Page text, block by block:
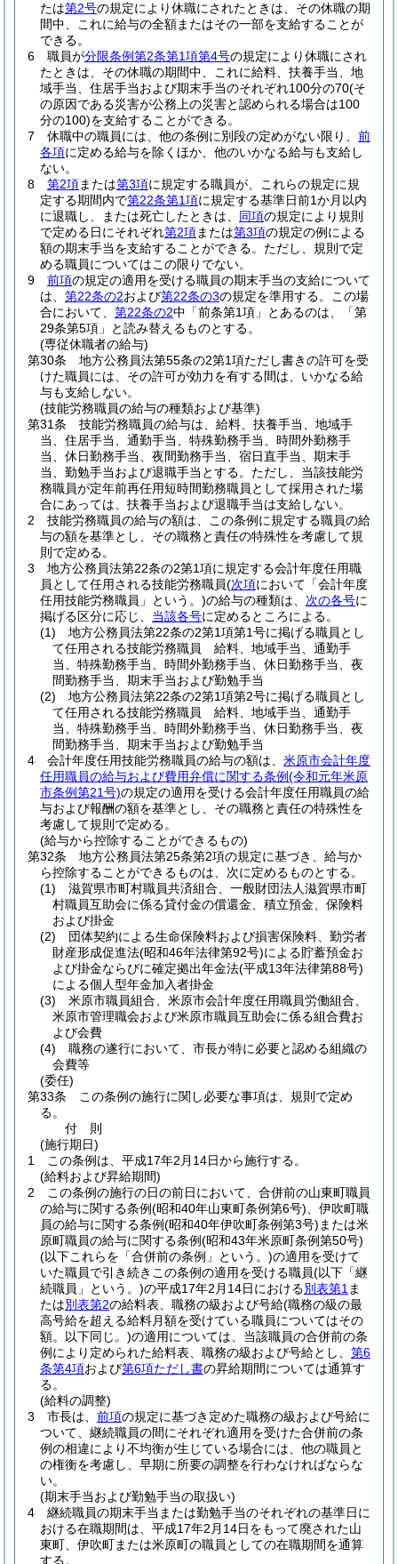
たは第2号の規定により休職にされたときは、その休職の期
間中、これに給与の全額またはその一部を支給することが
できる。
6
職員が分限条例第2条第1項第4号の規定により休職にされ
たときは、その休職の期間中、これに給料、扶養手当、地
域手当、住居手当および期末手当のそれぞれ100分の70(そ
の原因である災害が公務上の災害と認められる場合は100
分の100)を支給することができる。
7
休職中の職員には、他の条例に別段の定めがない限り、 前
各項に定める給与を除くほか、他のいかなる給与も支給し
ない。
8
第2項または第3項に規定する職員が、これらの規定に規
定する期間内で第22条第1項に規定する基準日前1か月以内
に退職し、または死亡したときは、 同項の規定により規則
で定める日にそれぞれ第2項または第3項の規定の例による
額の期末手当を支給することができる。 ただし、規則で定
める職員についてはこの限りでない。
9
前項の規定の適用を受ける職員の期末手当の支給について
は、 第22条の2および第22条の3の規定を準用する。
この場
合において、 第22条の2中「前条第1項」とあるのは、「第
29条第5項」と読み替えるものとする。
(専従休職者の給与)
第30条
地方公務員法第55条の2第1項ただし書きの許可を受
けた職員には、その許可が効力を有する間は、いかなる給
与も支給しない。
(技能労務職員の給与の種類および基準)
第31条
技能労務職員の給与は、給料、扶養手当、地域手
当、住居手当、通勤手当、特殊勤務手当、時間外勤務手
当、休日勤務手当、夜間勤務手当、宿日直手当、期末手
当、勤勉手当および退職手当とする。 ただし、当該技能労
務職員が定年前再任用短時間勤務職員として採用された場
合にあっては、扶養手当および退職手当は支給しない。
2
技能労務職員の給与の額は、この条例に規定する職員の給
与の額を基準とし、その職務と責任の特殊性を考慮して規
則で定める。
3
地方公務員法第22条の2第1項に規定する会計年度任用職
員として任用される技能労務職員(次項において「会計年度
任用技能労務職員」という。)の給与の種類は、 次の各号に
掲げる区分に応じ、 当該各号に定めるところによる。
(1)
地方公務員法第22条の2第1項第1号に掲げる職員とし
て任用される技能労務職員 給料、地域手当、通勤手
当、特殊勤務手当、時間外勤務手当、休日勤務手当、夜
間勤務手当、期末手当および勤勉手当
(2)
地方公務員法第22条の2第1項第2号に掲げる職員とし
て任用される技能労務職員 給料、地域手当、通勤手
当、特殊勤務手当、時間外勤務手当、休日勤務手当、夜
間勤務手当、期末手当および勤勉手当
4
会計年度任用技能労務職員の給与の額は、 米原市会計年度
任用職員の給与および費用弁償に関する条例(令和元年米原
市条例第21号)の規定の適用を受ける会計年度任用職員の給
与および報酬の額を基準とし、その職務と責任の特殊性を
考慮して規則で定める。
(給与から控除することができるもの)
第32条
地方公務員法第25条第2項の規定に基づき、給与か
ら控除することができるものは、次に定めるものとする。
(1)
滋賀県市町村職員共済組合、一般財団法人滋賀県市町
村職員互助会に係る貸付金の償還金、積立預金、保険料
および掛金
(2)
団体契約による生命保険料および損害保険料、勤労者
財産形成促進法(昭和46年法律第92号)による貯蓄預金お
よび掛金ならびに確定拠出年金法(平成13年法律第88号)
による個人型年金加入者掛金
(3)
米原市職員組合、米原市会計年度任用職員労働組合、
米原市管理職会および米原市職員互助会に係る組合費お
よび会費
(4)
職務の遂行において、市長が特に必要と認める組織の
会費等
(委任)
第33条
この条例の施行に関し必要な事項は、規則で定め
る。
付 則
(施行期日)
1
この条例は、平成17年2月14日から施行する。
(給料および昇給期間)
2
この条例の施行の日の前日において、合併前の山東町職員
の給与に関する条例(昭和40年山東町条例第6号) 、伊吹町職
員の給与に関する条例(昭和40年伊吹町条例第3号) または米
原町職員の給与に関する条例(昭和43年米原町条例第50号)
(以下これらを「合併前の条例」という。)の適用を受けて
いた職員で引き続きこの条例の適用を受ける職員(以下「継
続職員」という。)の平成17年2月14日における別表第1 ま
たは別表第2の給料表、職務の級および号給(職務の級の最
高号給を超える給料月額を受けている職員についてはその
額。以下同じ。)の適用については、当該職員の合併前の条
例により定められた給料表、職務の級および号給とし、 第6
条第4項および第6項ただし書の昇給期間については通算す
る。
(給料の調整)
3
市長は、 前項の規定に基づき定めた職務の級および号給に
ついて、継続職員の間にそれぞれ適用を受けた合併前の条
例の相違により不均衡が生じている場合には、他の職員と
の権衡を考慮し、早期に所要の調整を行わなければならな
い。
(期末手当および勤勉手当の取扱い)
4
継続職員の期末手当または勤勉手当のそれぞれの基準日に
おける在職期間は、平成17年2月14日をもって廃された山
東町、伊吹町または米原町の職員としての在職期間を通算
する。